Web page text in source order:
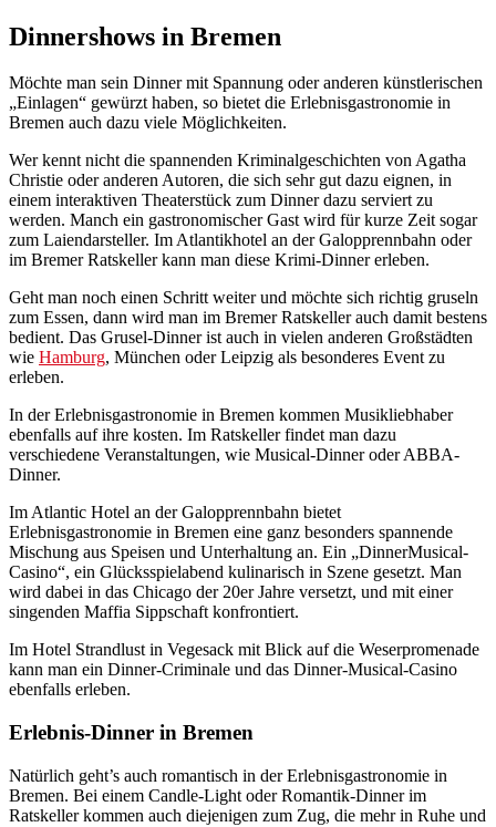
Dinnershows in Bremen
Möchte man sein Dinner mit Spannung oder anderen künstlerischen
„Einlagen“ gewürzt haben, so bietet die Erlebnisgastronomie in
Bremen auch dazu viele Möglichkeiten.
Wer kennt nicht die spannenden Kriminalgeschichten von Agatha
Christie oder anderen Autoren, die sich sehr gut dazu eignen, in
einem interaktiven Theaterstück zum Dinner dazu serviert zu
werden. Manch ein gastronomischer Gast wird für kurze Zeit sogar
zum Laiendarsteller. Im Atlantikhotel an der Galopprennbahn oder
im Bremer Ratskeller kann man diese Krimi-Dinner erleben.
Geht man noch einen Schritt weiter und möchte sich richtig gruseln
zum Essen, dann wird man im Bremer Ratskeller auch damit bestens
bedient. Das Grusel-Dinner ist auch in vielen anderen Großstädten
wie Hamburg, München oder Leipzig als besonderes Event zu
erleben.
In der Erlebnisgastronomie in Bremen kommen Musikliebhaber
ebenfalls auf ihre kosten. Im Ratskeller findet man dazu
verschiedene Veranstaltungen, wie Musical-Dinner oder ABBA-
Dinner.
Im Atlantic Hotel an der Galopprennbahn bietet
Erlebnisgastronomie in Bremen eine ganz besonders spannende
Mischung aus Speisen und Unterhaltung an. Ein „DinnerMusical-
Casino“, ein Glücksspielabend kulinarisch in Szene gesetzt. Man
wird dabei in das Chicago der 20er Jahre versetzt, und mit einer
singenden Maffia Sippschaft konfrontiert.
Im Hotel Strandlust in Vegesack mit Blick auf die Weserpromenade
kann man ein Dinner-Criminale und das Dinner-Musical-Casino
ebenfalls erleben.
Erlebnis-Dinner in Bremen
Natürlich geht’s auch romantisch in der Erlebnisgastronomie in
Bremen. Bei einem Candle-Light oder Romantik-Dinner im
Ratskeller kommen auch diejenigen zum Zug, die mehr in Ruhe und